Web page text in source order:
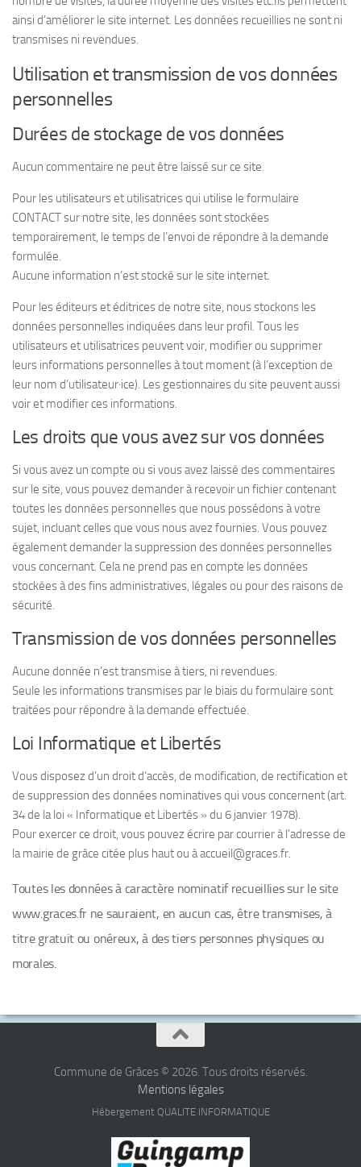
ainsi d’améliorer le site internet. Les données recueillies ne sont ni
transmises ni revendues.
Utilisation et transmission de vos données
personnelles
Durées de stockage de vos données
Aucun commentaire ne peut être laissé sur ce site.
Pour les utilisateurs et utilisatrices qui utilise le formulaire
CONTACT sur notre site, les données sont stockées
temporairement, le temps de l’envoi de répondre à la demande
formulée.
Aucune information n’est stocké sur le site internet.
Pour les éditeurs et éditrices de notre site, nous stockons les
données personnelles indiquées dans leur profil. Tous les
utilisateurs et utilisatrices peuvent voir, modifier ou supprimer
leurs informations personnelles à tout moment (à l’exception de
leur nom d’utilisateur·ice). Les gestionnaires du site peuvent aussi
voir et modifier ces informations.
Les droits que vous avez sur vos données
Si vous avez un compte ou si vous avez laissé des commentaires
sur le site, vous pouvez demander à recevoir un fichier contenant
toutes les données personnelles que nous possédons à votre
sujet, incluant celles que vous nous avez fournies. Vous pouvez
également demander la suppression des données personnelles
vous concernant. Cela ne prend pas en compte les données
stockées à des fins administratives, légales ou pour des raisons de
sécurité.
Transmission de vos données personnelles
Aucune donnée n’est transmise à tiers, ni revendues.
Seule les informations transmises par le biais du formulaire sont
traitées pour répondre à la demande effectuée.
Loi Informatique et Libertés
Vous disposez d’un droit d’accès, de modification, de rectification et
de suppression des données nominatives qui vous concernent (art.
34 de la loi « Informatique et Libertés » du 6 janvier 1978).
Pour exercer ce droit, vous pouvez écrire par courrier à l’adresse de
la mairie de grâce citée plus haut ou à accueil@graces.fr.
Toutes les données à caractère nominatif recueillies sur le site
www.graces.fr ne sauraient, en aucun cas, être transmises, à
titre gratuit ou onéreux, à des tiers personnes physiques ou
morales.
Commune de Grâces © 2026. Tous droits réservés.
Mentions légales
Hébergement QUALITE INFORMATIQUE